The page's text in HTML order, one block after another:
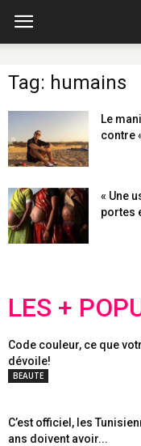
Tag: humains
Le
contre
« Une
portes
LES +
Code couleur, ce que
dévoile!
BEAUTE
C’est officiel, les
ans doivent avoir...